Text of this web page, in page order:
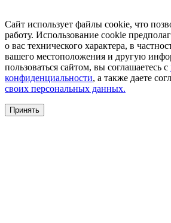
Сайт использует файлы cookie, что
работу. Использование cookie
о вас технического характера, в
вашего местоположения и другую
пользоваться сайтом, вы соглашаетесь с
конфиденциальности, а также даете
своих персональных данных.
Принять